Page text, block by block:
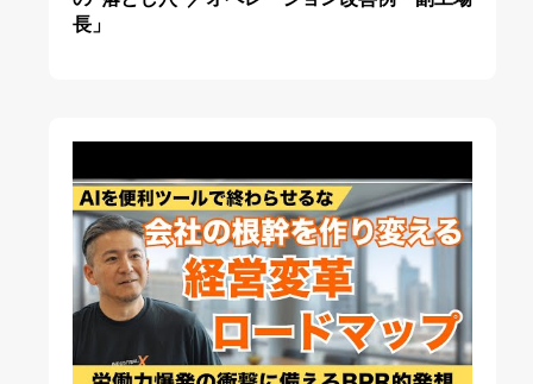
長」